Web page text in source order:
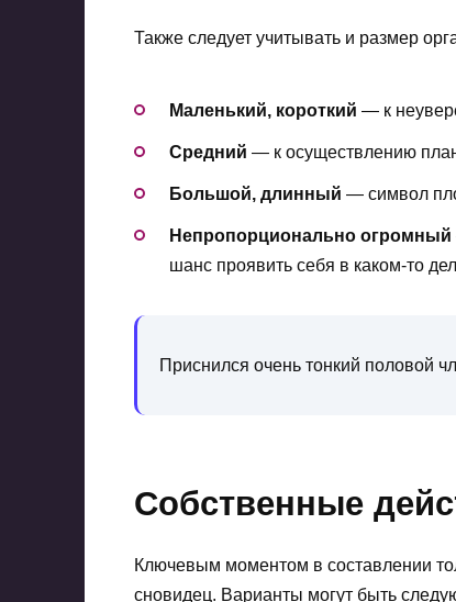
Также следует учитывать и размер
Маленький, короткий — к
Средний — к осуществлению
Большой, длинный — символ
Непропорционально огромный
шанс проявить себя в каком-то
Приснился очень тонкий половой
Собственные
Ключевым моментом в составлении
сновидец. Варианты могут быть